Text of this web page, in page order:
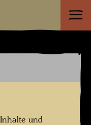
und